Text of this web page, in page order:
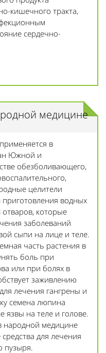
кишечного тракта,
сердечно-
медицине
в
Южной и
обезболивающего,
целители
водных
отваров, которые
заболеваний
сыпи на лице и теле.
часть растения в
боль при
или при болях в
заживлению
лечения гангрены и
семена люпина
на теле и голове.
народной медицине
для лечения
пузыря.